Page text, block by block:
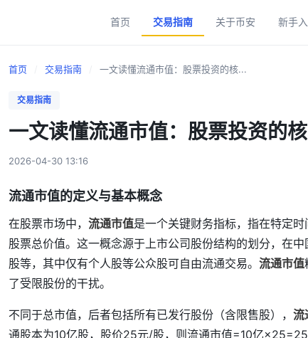
首页 交易指南 关于币安 新手
首页 交易指南 一文读懂流通市值：股票投资的核...
交易指南
一文读懂流通市值：股票投资的
2026-04-30 13:16
流通市值的定义与基本概念
在股票市场中， 流通市值是一个关键财务指标，指在特定
股票总价值。这一概念源于上市公司股份结构的划分，在
股等，其中仅有个人股等公众股可自由流通交易。 流通市值
了受限股份的干扰。
不同于总市值，后者包括所有已发行股份（含限售股）， 流
通股本为10亿股，股价25元/股，则流通市值=10亿